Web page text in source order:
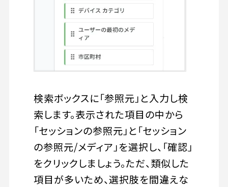
検索ボックスに「参照元」と入力し検
索します。表示された項目の中から
「セッションの参照元」と「セッション
の参照元/メディア」を選択し、「確認」
をクリックしましょう。ただ、類似した
項目が多いため、選択肢を間違えな